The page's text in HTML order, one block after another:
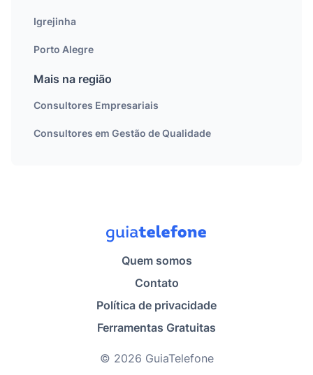
Igrejinha
Porto Alegre
Mais na região
Consultores Empresariais
Consultores em Gestão de Qualidade
Quem somos
Contato
Política de privacidade
Ferramentas Gratuitas
© 2026 GuiaTelefone